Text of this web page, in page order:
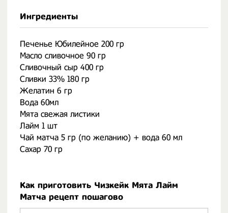
Ингредиенты
Печенье Юбилейное 200 гр
Масло сливочное 90 гр
Сливочный сыр 400 гр
Сливки 33% 180 гр
Желатин 6 гр
Вода 60мл
Мята свежая листики
Лайм 1 шт
Чай матча 5 гр (по желанию) + вода 60 мл
Сахар 70 гр
Как приготовить Чизкейк Мята Лайм
Матча рецепт пошагово